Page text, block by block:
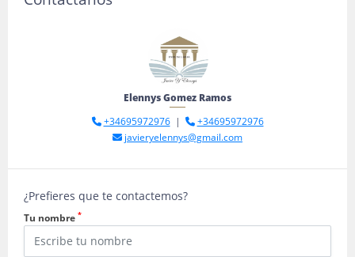
Elennys Gomez Ramos
+34695972976|
+34695972976
javieryelennys@gmail.com
¿Prefieres que te contactemos?
Tu nombre *